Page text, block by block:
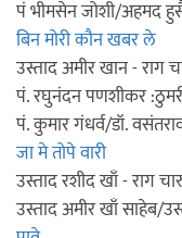
पं भीमसेन जोशी/अहमद
बिन मोरी कौन खबर ले
उस्ताद अमीर खान - राग
पं. रघुनंदन पणशीकर
पं. कुमार गंधर्व/डॉ.
जा मे तोपे वारी
उस्ताद रशीद खाँ - राग
उस्ताद अमीर खाँ साहेब/